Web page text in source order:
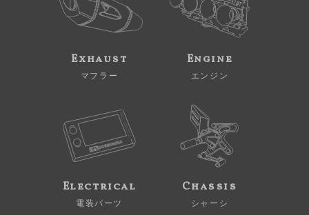
Exhaust
マフラー
Engine
エンジン
Electrical
電装パーツ
Chassis
シャーシ